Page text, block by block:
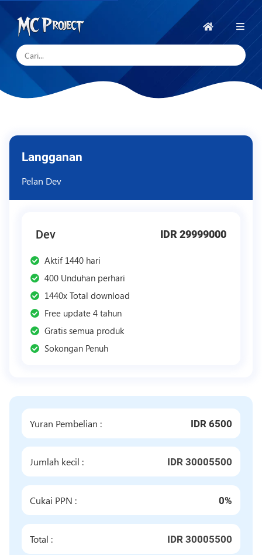
Laman
Utama
Langganan
Pelan Dev
Dev IDR 29999000
Aktif 1440 hari
400 Unduhan perhari
1440x Total download
Free update 4 tahun
Gratis semua produk
Sokongan Penuh
Yuran Pembelian : IDR 6500
Jumlah kecil : IDR 30005500
Cukai PPN : 0%
Total : IDR 30005500
Project
Official
Store
Kedai
Perkhidmatan
Freelance